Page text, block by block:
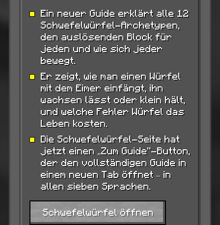
Ein neuer Guide erklärt alle 12
Schwefelwürfel-Archetypen,
den auslösenden Block für
jeden und wie sich jeder
bewegt.
Er zeigt, wie man einen Würfel
mit dem Eimer einfängt, ihn
wachsen lässt oder klein hält,
und welche Fehler Würfel das
Leben kosten.
Die Schwefelwürfel-Seite hat
jetzt einen „Zum Guide“-Button,
der den vollständigen Guide in
einem neuen Tab öffnet – in
allen sieben Sprachen.
Schwefelwürfel öffnen